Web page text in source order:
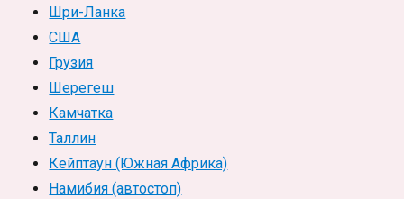
Шри-Ланка
США
Грузия
Шерегеш
Камчатка
Таллин
Кейптаун (Южная Африка)
Намибия (автостоп)